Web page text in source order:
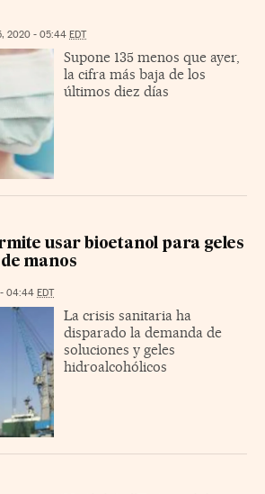
2020 - 05:44 EDT
Supone 135 menos que ayer,
la cifra más baja de los
últimos diez días
usar bioetanol para geles
manos
04:44 EDT
La crisis sanitaria ha
disparado la demanda de
soluciones y geles
hidroalcohólicos